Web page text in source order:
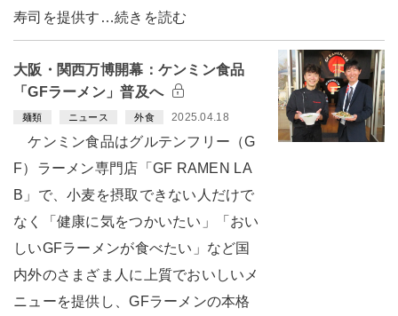
寿司を提供す…続きを読む
大阪・関西万博開幕：ケンミン食品
「GFラーメン」普及へ
麺類 ニュース 外食 2025.04.18
ケンミン食品はグルテンフリー（G
F）ラーメン専門店「GF RAMEN LA
B」で、小麦を摂取できない人だけで
なく「健康に気をつかいたい」「おい
しいGFラーメンが食べたい」など国
内外のさまざま人に上質でおいしいメ
ニューを提供し、GFラーメンの本格